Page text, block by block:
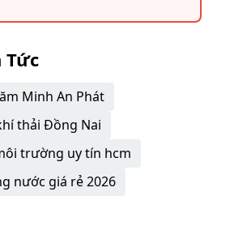
Tức
Minh An Phát
thải Đồng Nai
trường uy tín hcm
nước giá rẻ 2026